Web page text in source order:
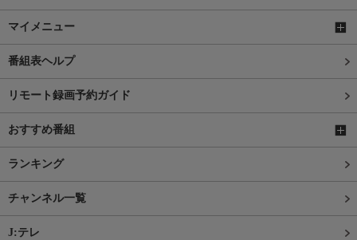
マイメニュー
番組表ヘルプ
リモート録画予約ガイド
おすすめ番組
ランキング
チャンネル一覧
J:テレ